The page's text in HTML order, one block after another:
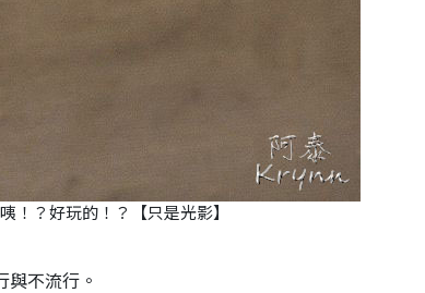
！？好玩的！？【只是光影】
與不流行。